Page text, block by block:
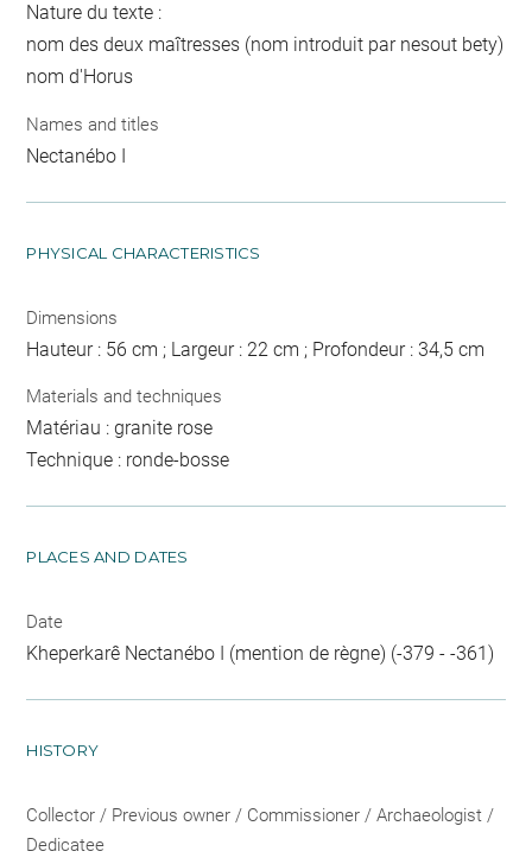
Nature du texte :
nom des deux maîtresses (nom introduit par nesout bety)
nom d'Horus
Names and titles
Nectanébo I
PHYSICAL CHARACTERISTICS
Dimensions
Hauteur : 56 cm ; Largeur : 22 cm ; Profondeur : 34,5 cm
Materials and techniques
Matériau : granite rose
Technique : ronde-bosse
PLACES AND DATES
Date
Kheperkarê Nectanébo I (mention de règne) (-379 - -361)
HISTORY
Collector / Previous owner / Commissioner / Archaeologist /
Dedicatee